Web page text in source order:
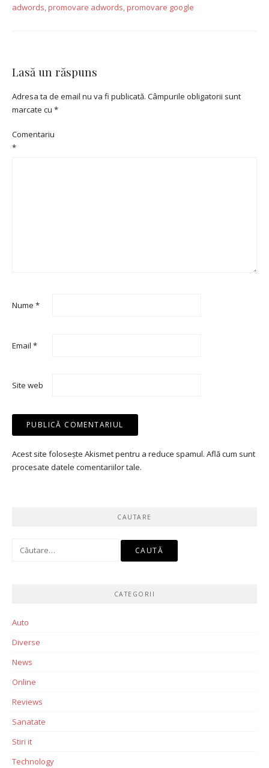
adwords,promovare adwords,promovare google
Lasă un răspuns
Adresa ta de email nu va fi publicată. Câmpurile obligatorii sunt
marcate cu *
Comentariu
*
Nume *
Email *
Site web
Acest site folosește Akismet pentru a reduce spamul. Află cum sunt
procesate datele comentariilor tale.
CAUTARE
Caută
CATEGORII
Auto
Diverse
News
Online
Reviews
Sanatate
Stiri it
Technology